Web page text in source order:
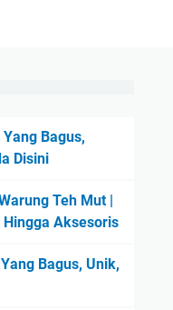
Bagus,
Disini
Teh Mut |
Aksesoris
Bagus, Unik,